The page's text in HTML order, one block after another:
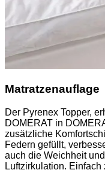
Matratzenauflage
Der Pyrenex Topper,
DOMERAT in
zusätzliche
Federn gefüllt,
auch die Weichheit
Luftzirkulation.